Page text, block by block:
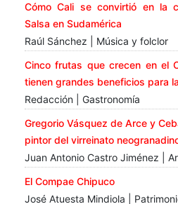
Cómo Cali se convirtió en la
Salsa en Sudamérica
Raúl Sánchez | Música y folclor
Cinco frutas que crecen en el
tienen grandes beneficios para
Redacción | Gastronomía
Gregorio Vásquez de Arce y
pintor del virreinato
Juan Antonio Castro Jiménez |
El Compae Chipuco
José Atuesta Mindiola |